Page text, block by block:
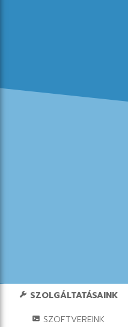
SZOLGÁLTATÁSAINK
SZOFTVEREINK